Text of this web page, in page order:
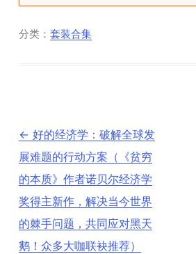
分类：套装合集
文
章
导
← 好的经济学：破解全球发
展难题的行动方案（《贫穷
的本质》作者诺贝尔经济学
奖得主新作，解决当今世界
的棘手问题，共同应对黑天
鹅！众多大咖联袂推荐）